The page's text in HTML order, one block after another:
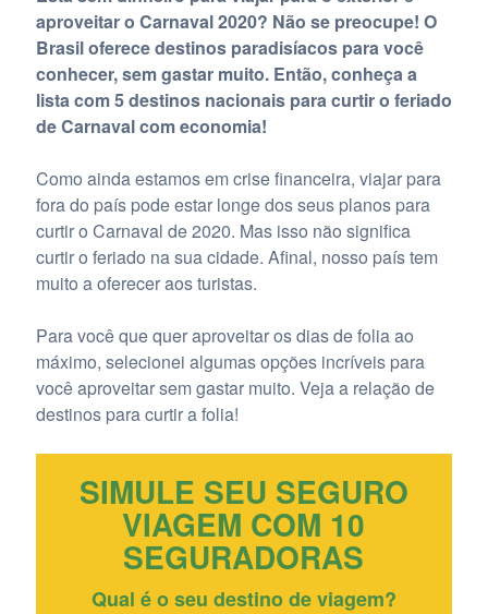
aproveitar o Carnaval 2020? Não se preocupe! O
Brasil oferece destinos paradisíacos para você
conhecer, sem gastar muito. Então, conheça a
lista com 5 destinos nacionais para curtir o feriado
de Carnaval com economia!
Como ainda estamos em crise financeira, viajar para
fora do país pode estar longe dos seus planos para
curtir o Carnaval de 2020. Mas isso não significa
curtir o feriado na sua cidade. Afinal, nosso país tem
muito a oferecer aos turistas.
Para você que quer aproveitar os dias de folia ao
máximo, selecionei algumas opções incríveis para
você aproveitar sem gastar muito. Veja a relação de
destinos para curtir a folia!
SIMULE SEU SEGURO
VIAGEM COM 10
SEGURADORAS
Qual é o seu destino de viagem?